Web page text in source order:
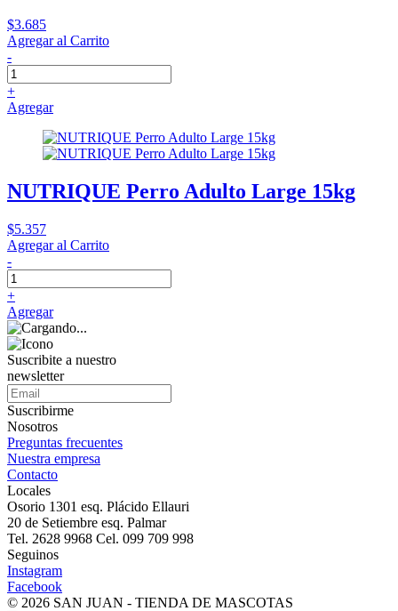
$3.685
Agregar al Carrito
-
+
Agregar
NUTRIQUE Perro Adulto Large 15kg
$5.357
Agregar al Carrito
-
+
Agregar
Suscribite a nuestro
newsletter
Suscribirme
Nosotros
Preguntas frecuentes
Nuestra empresa
Contacto
Locales
Osorio 1301 esq. Plácido Ellauri
20 de Setiembre esq. Palmar
Tel. 2628 9968 Cel. 099 709 998
Seguinos
Instagram
Facebook
© 2026 SAN JUAN - TIENDA DE MASCOTAS